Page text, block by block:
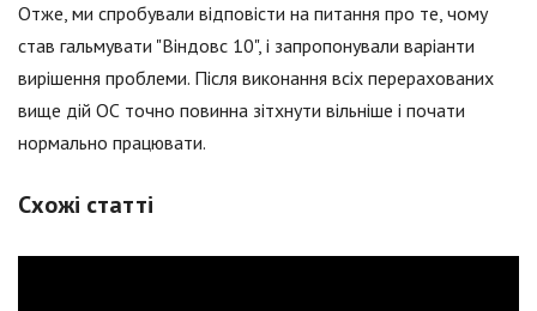
Отже, ми спробували відповісти на питання про те, чому
став гальмувати "Віндовс 10", і запропонували варіанти
вирішення проблеми. Після виконання всіх перерахованих
вище дій ОС точно повинна зітхнути вільніше і почати
нормально працювати.
Схожі статті